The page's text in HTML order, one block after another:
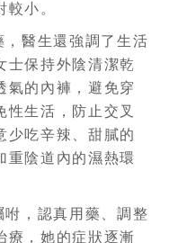
小。
醫生還強調了生活
士保持外陰清潔乾
氣的內褲，避免穿
性生活，防止交叉
少吃辛辣、甜膩的
重陰道內的濕熱環
，認真用藥、調整
療，她的症狀逐漸